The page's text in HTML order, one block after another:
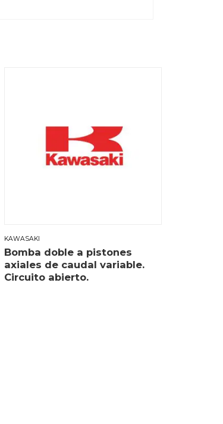
KAWASAKI
Bomba doble a pistones
axiales de caudal variable.
Circuito abierto.